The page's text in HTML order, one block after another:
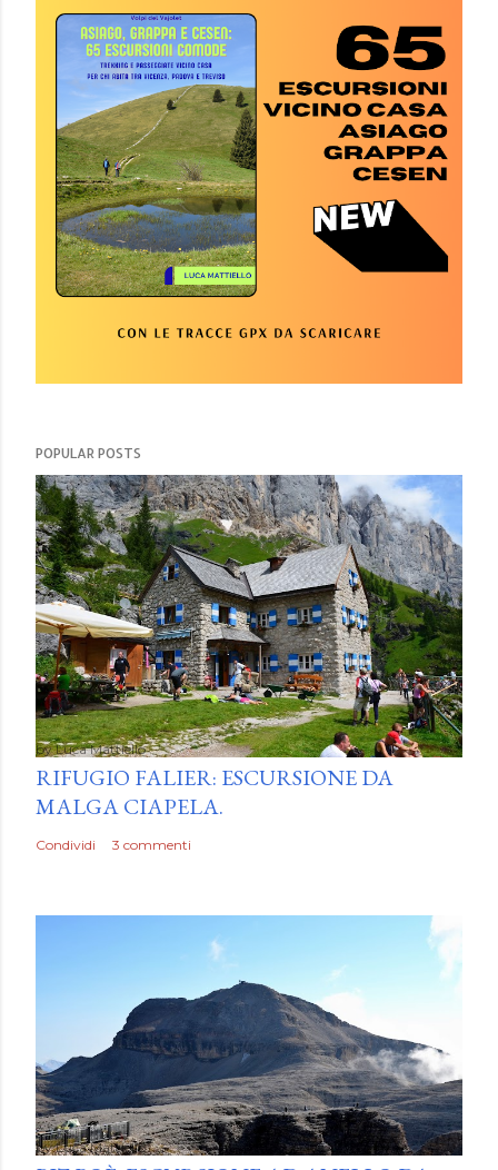
POPULAR POSTS
byLuca Mattiello
RIFUGIO FALIER: ESCURSIONE DA
MALGA CIAPELA.
Condividi 3 commenti
byLuca Mattiello